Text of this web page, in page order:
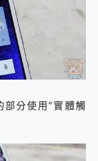
分使用”實體觸